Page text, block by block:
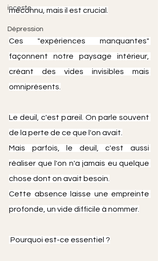
inceste
Dépression
méconnu, mais il est crucial.
Ces "expériences manquantes"
façonnent notre paysage intérieur,
créant des vides invisibles mais
omniprésents.
Le deuil, c'est pareil. On parle souvent
de la perte de ce que l'on avait.
Mais parfois, le deuil, c'est aussi
réaliser que l'on n'a jamais eu quelque
chose dont on avait besoin.
Cette absence laisse une empreinte
profonde, un vide difficile à nommer.
Pourquoi est-ce essentiel ?